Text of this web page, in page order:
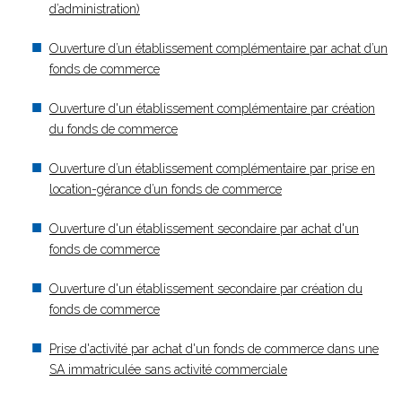
d’administration)
Ouverture d’un établissement complémentaire par achat d’un
fonds de commerce
Ouverture d'un établissement complémentaire par création
du fonds de commerce
Ouverture d’un établissement complémentaire par prise en
location-gérance d’un fonds de commerce
Ouverture d'un établissement secondaire par achat d'un
fonds de commerce
Ouverture d'un établissement secondaire par création du
fonds de commerce
Prise d'activité par achat d'un fonds de commerce dans une
SA immatriculée sans activité commerciale